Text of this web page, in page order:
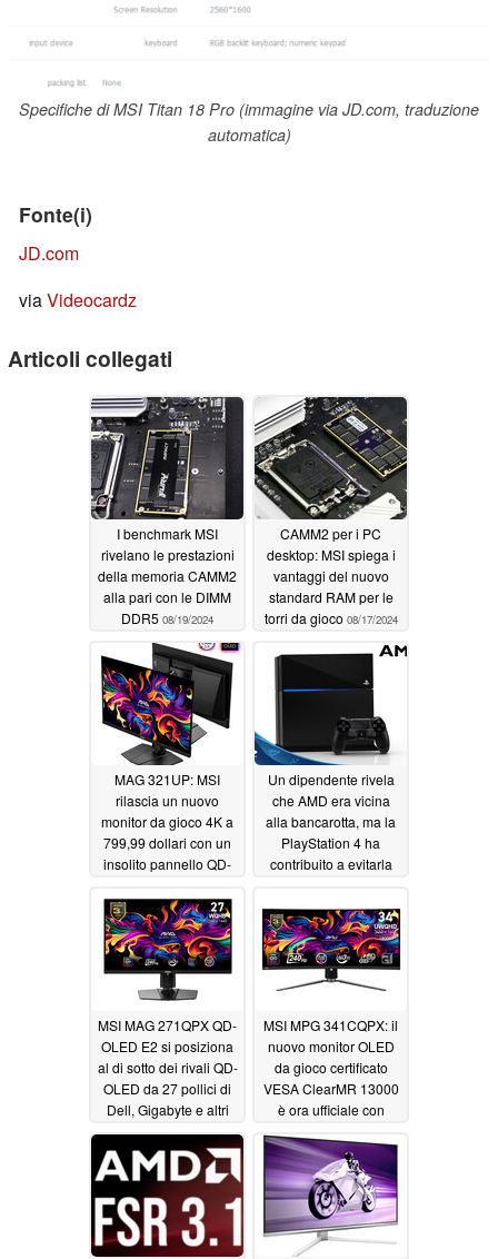
Specifiche di MSI Titan 18 Pro (immagine via JD.com, traduzione
automatica)
Fonte(i)
JD.com
viaVideocardz
Articoli collegati
I benchmark MSI
rivelano le prestazioni
della memoria CAMM2
alla pari con le DIMM
DDR5 08/19/2024
CAMM2 per i PC
desktop: MSI spiega i
vantaggi del nuovo
standard RAM per le
torri da gioco 08/17/2024
MAG 321UP: MSI
rilascia un nuovo
monitor da gioco 4K a
799,99 dollari con un
insolito pannello QD-
Un dipendente rivela
che AMD era vicina
alla bancarotta, ma la
PlayStation 4 ha
contribuito a evitarla
MSI MAG 271QPX QD-
OLED E2 si posiziona
al di sotto dei rivali QD-
OLED da 27 pollici di
Dell, Gigabyte e altri
con un prezzo di lancio
di 699,99 dollari
07/03/2024
MSI MPG 341CQPX: il
nuovo monitor OLED
da gioco certificato
VESA ClearMR 13000
è ora ufficiale con
aggiornamento di 240
Hz e curvatura 1800R
07/02/2024